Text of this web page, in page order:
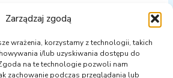
Zarządzaj zgodą
wrażenia, korzystamy z technologii, takich
i/lub uzyskiwania dostępu do
na te technologie pozwoli nam
zachowanie podczas przeglądania lub
przejścia powłoki izolacyjnej ?
Prezentacja –Nagranie